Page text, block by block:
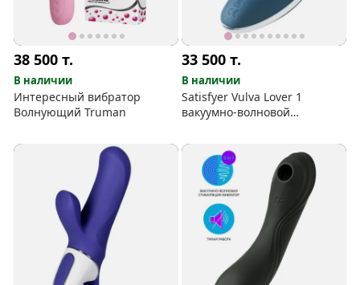
38 500т.
В наличии
Интересный вибратор
Волнующий Truman
33 500т.
В наличии
Satisfyer Vulva Lover 1
вакуумно-волновой